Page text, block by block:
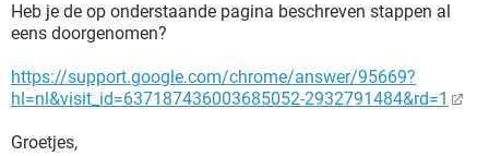
Heb je de op onderstaande pagina beschreven stappen al
eens doorgenomen?
https://support.google.com/chrome/answer/95669?
hl=nl&visit_id=637187436003685052-2932791484&rd=1
Groetjes,